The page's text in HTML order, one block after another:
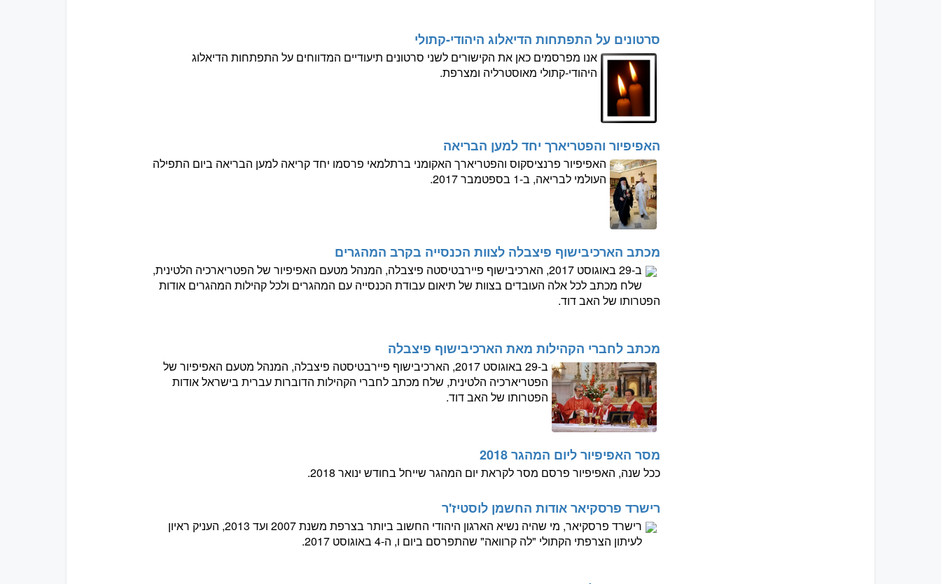
סרטונים על התפתחות הדיאלוג היהודי-קתולי
אנו מפרסמים כאן את הקישורים לשני סרטונים תיעודיים המדווחים על התפתחות הדיאלוג
היהודי-קתולי מאוסטרליה ומצרפת.
האפיפיור והפטריארך יחד למען הבריאה
האפיפיור פרנציסקוס והפטריארך האקומני ברתלמאי פרסמו יחד קריאה למען הבריאה ביום התפילה
העולמי לבריאה, ב-1 בספטמבר 2017.
מכתב הארכיבישוף פיצבלה לצוות הכנסייה בקרב המהגרים
ב-29 באוגוסט 2017, הארכיבישוף פיירבטיסטה פיצבלה, המנהל מטעם האפיפיור של הפטריארכיה הלטינית,
שלח מכתב לכל אלה העובדים בצוות של תיאום עבודת הכנסייה עם המהגרים ולכל קהילות המהגרים אודות
הפטרותו של האב דוד.
מכתב לחברי הקהילות מאת הארכיבישוף פיצבלה
ב-29 באוגוסט 2017, הארכיבישוף פיירבטיסטה פיצבלה, המנהל מטעם האפיפיור של
הפטריארכיה הלטינית, שלח מכתב לחברי הקהילות הדוברות עברית בישראל אודות
הפטרותו של האב דוד.
מסר האפיפיור ליום המהגר 2018
ככל שנה, האפיפיור פרסם מסר לקראת יום המהגר שייחל בחודש ינואר 2018.
רישרד פרסקיאר אודות החשמן לוסטיז'ר
רישרד פרסקיאר, מי שהיה נשיא הארגון היהודי החשוב ביותר בצרפת משנת 2007 ועד 2013, העניק ראיון
לעיתון הצרפתי הקתולי "לה קרוואה" שהתפרסם ביום ו, ה-4 באוגוסט 2017.